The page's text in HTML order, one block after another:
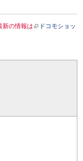
新の情報は
ドコモショッ